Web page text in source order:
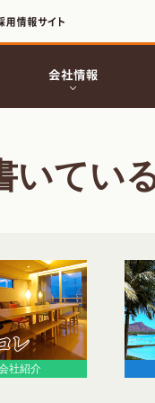
いてい
社紹介